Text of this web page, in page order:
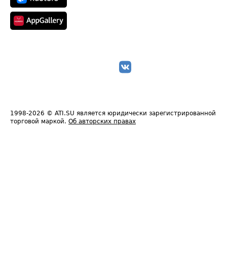
1998-2026 © ATI.SU является юридически зарегистрированной
торговой маркой. Об авторских правах